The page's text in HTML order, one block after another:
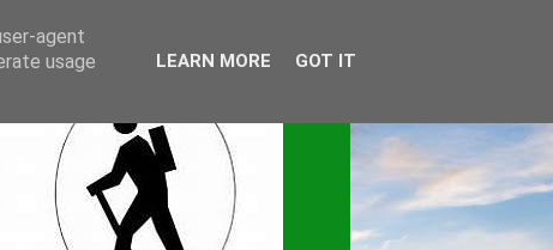
agent
usage
LEARN MORE GOT IT